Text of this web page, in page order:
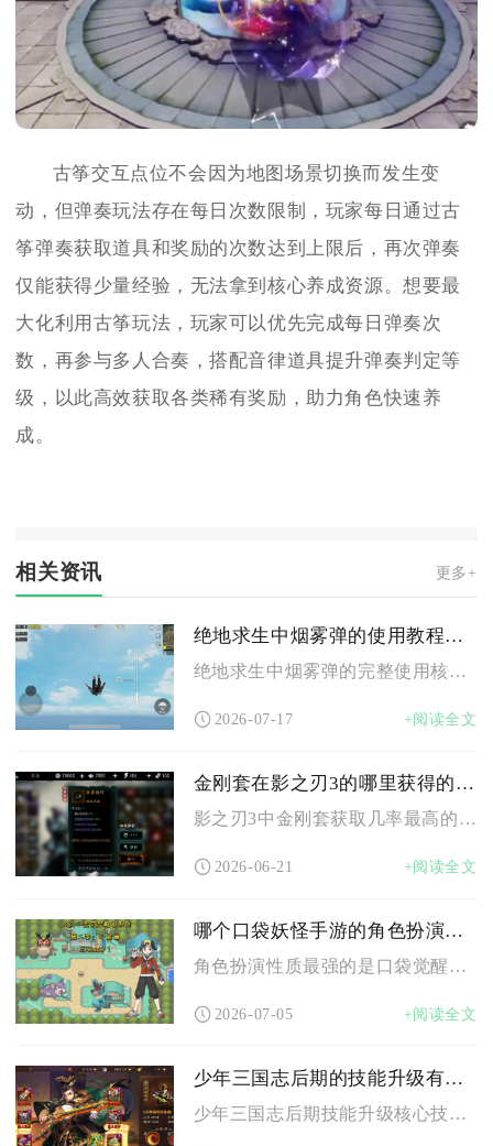
古筝交互点位不会因为地图场景切换而发生变
动，但弹奏玩法存在每日次数限制，玩家每日通过古
筝弹奏获取道具和奖励的次数达到上限后，再次弹奏
仅能获得少量经验，无法拿到核心养成资源。想要最
大化利用古筝玩法，玩家可以优先完成每日弹奏次
数，再参与多人合奏，搭配音律道具提升弹奏判定等
级，以此高效获取各类稀有奖励，助力角色快速养
成。
相关资讯 更多+
绝地求生中烟雾弹的使用教程是什么
绝地求生中烟雾弹的完整使用核心逻辑是以烟雾制造单向视野差软掩...
2026-07-17 +阅读全文
金刚套在影之刃3的哪里获得的几率最高
影之刃3中金刚套获取几率最高的地方是无尽劫境10-14层，其...
2026-06-21 +阅读全文
哪个口袋妖怪手游的角色扮演性质更强
角色扮演性质最强的是口袋觉醒，其剧情沉浸、养成深度与成长线构...
2026-07-05 +阅读全文
少年三国志后期的技能升级有什么技巧
少年三国志后期技能升级核心技巧在于分层分配资源、绑定阵容联动...